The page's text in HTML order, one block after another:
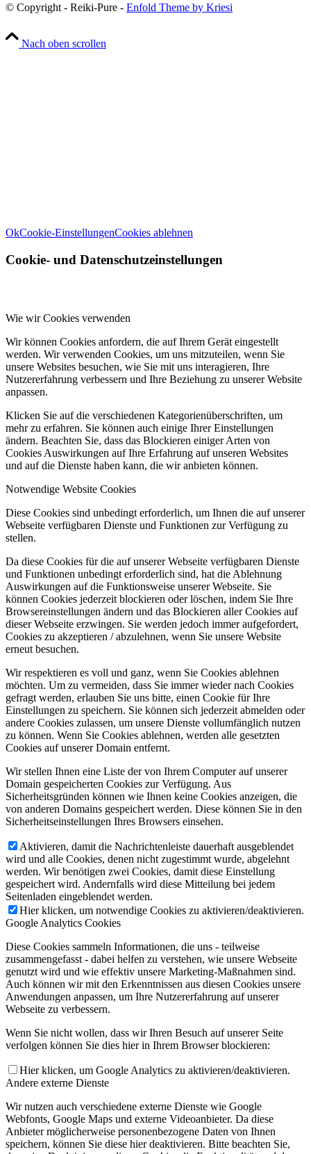
© Copyright - Reiki-Pure - Enfold Theme by Kriesi
Nach oben scrollen
OkCookie-EinstellungenCookies ablehnen
Cookie- und Datenschutzeinstellungen
Wie wir Cookies verwenden
Wir können Cookies anfordern, die auf Ihrem Gerät eingestellt
werden. Wir verwenden Cookies, um uns mitzuteilen, wenn Sie
unsere Websites besuchen, wie Sie mit uns interagieren, Ihre
Nutzererfahrung verbessern und Ihre Beziehung zu unserer Website
anpassen.
Klicken Sie auf die verschiedenen Kategorienüberschriften, um
mehr zu erfahren. Sie können auch einige Ihrer Einstellungen
ändern. Beachten Sie, dass das Blockieren einiger Arten von
Cookies Auswirkungen auf Ihre Erfahrung auf unseren Websites
und auf die Dienste haben kann, die wir anbieten können.
Notwendige Website Cookies
Diese Cookies sind unbedingt erforderlich, um Ihnen die auf unserer
Webseite verfügbaren Dienste und Funktionen zur Verfügung zu
stellen.
Da diese Cookies für die auf unserer Webseite verfügbaren Dienste
und Funktionen unbedingt erforderlich sind, hat die Ablehnung
Auswirkungen auf die Funktionsweise unserer Webseite. Sie
können Cookies jederzeit blockieren oder löschen, indem Sie Ihre
Browsereinstellungen ändern und das Blockieren aller Cookies auf
dieser Webseite erzwingen. Sie werden jedoch immer aufgefordert,
Cookies zu akzeptieren / abzulehnen, wenn Sie unsere Website
erneut besuchen.
Wir respektieren es voll und ganz, wenn Sie Cookies ablehnen
möchten. Um zu vermeiden, dass Sie immer wieder nach Cookies
gefragt werden, erlauben Sie uns bitte, einen Cookie für Ihre
Einstellungen zu speichern. Sie können sich jederzeit abmelden oder
andere Cookies zulassen, um unsere Dienste vollumfänglich nutzen
zu können. Wenn Sie Cookies ablehnen, werden alle gesetzten
Cookies auf unserer Domain entfernt.
Wir stellen Ihnen eine Liste der von Ihrem Computer auf unserer
Domain gespeicherten Cookies zur Verfügung. Aus
Sicherheitsgründen können wie Ihnen keine Cookies anzeigen, die
von anderen Domains gespeichert werden. Diese können Sie in den
Sicherheitseinstellungen Ihres Browsers einsehen.
Aktivieren, damit die Nachrichtenleiste dauerhaft ausgeblendet
wird und alle Cookies, denen nicht zugestimmt wurde, abgelehnt
werden. Wir benötigen zwei Cookies, damit diese Einstellung
gespeichert wird. Andernfalls wird diese Mitteilung bei jedem
Seitenladen eingeblendet werden.
Hier klicken, um notwendige Cookies zu aktivieren/deaktivieren.
Google Analytics Cookies
Diese Cookies sammeln Informationen, die uns - teilweise
zusammengefasst - dabei helfen zu verstehen, wie unsere Webseite
genutzt wird und wie effektiv unsere Marketing-Maßnahmen sind.
Auch können wir mit den Erkenntnissen aus diesen Cookies unsere
Anwendungen anpassen, um Ihre Nutzererfahrung auf unserer
Webseite zu verbessern.
Wenn Sie nicht wollen, dass wir Ihren Besuch auf unserer Seite
verfolgen können Sie dies hier in Ihrem Browser blockieren:
Hier klicken, um Google Analytics zu aktivieren/deaktivieren.
Andere externe Dienste
Wir nutzen auch verschiedene externe Dienste wie Google
Webfonts, Google Maps und externe Videoanbieter. Da diese
Anbieter möglicherweise personenbezogene Daten von Ihnen
speichern, können Sie diese hier deaktivieren. Bitte beachten Sie,